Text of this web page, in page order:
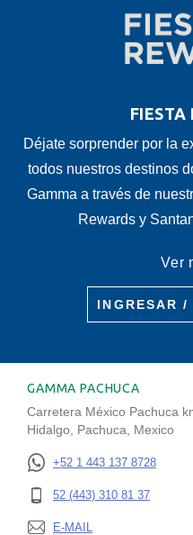
FIESTA
Déjate sorprender por la
todos nuestros destinos
Gamma a través de
Rewards y
Ver
INGRESAR /
GAMMA PACHUCA
Carretera México Pachuca
Hidalgo, Pachuca, Mexico
+52 1 443 137 8728
52 (443) 310 81 37
E-MAIL